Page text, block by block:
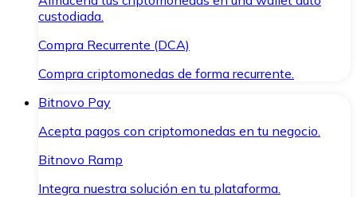
custodiada.
Compra Recurrente (DCA)
Compra criptomonedas de forma recurrente.
Bitnovo Pay
Acepta pagos con criptomonedas en tu negocio.
Bitnovo Ramp
Integra nuestra solución en tu plataforma.